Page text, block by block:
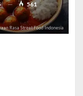
561
Rasa Street Food Indonesia